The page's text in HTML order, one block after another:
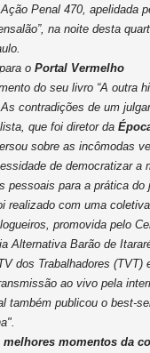
Penal 470, apelidada
na noite desta
o Portal Vermelho
do seu livro “A outra
contradições de um
que foi diretor da
sobre as incômodas
de democratizar a
pessoais para a prática do
realizado com uma
promovida pelo
Alternativa Barão de
dos Trabalhadores (TVT)
ao vivo pela
também publicou o best-
melhores momentos da